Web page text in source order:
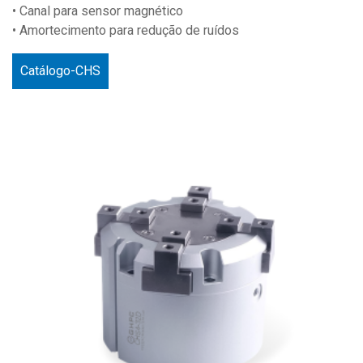
• Canal para sensor magnético
• Amortecimento para redução de ruídos
Catálogo-CHS